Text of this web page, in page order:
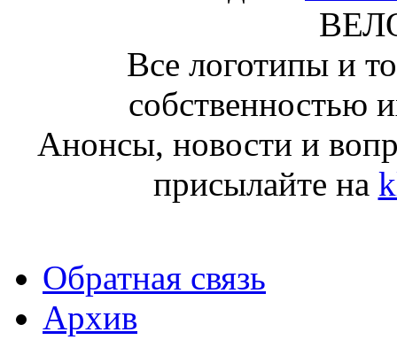
Все логотипы и
собственностью
Анонсы, новости и
присылайте на
Обратная связь
Архив